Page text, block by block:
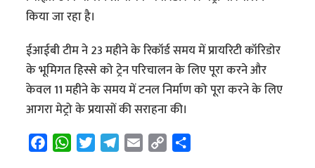
किया जा रहा है।
ईआईबी टीम ने 23 महीने के रिकॉर्ड समय में प्रायरिटी कॉरिडोर
के भूमिगत हिस्से को ट्रेन परिचालन के लिए पूरा करने और
केवल 11 महीने के समय में टनल निर्माण को पूरा करने के लिए
आगरा मेट्रो के प्रयासों की सराहना की।
F
W
T
T
E
C